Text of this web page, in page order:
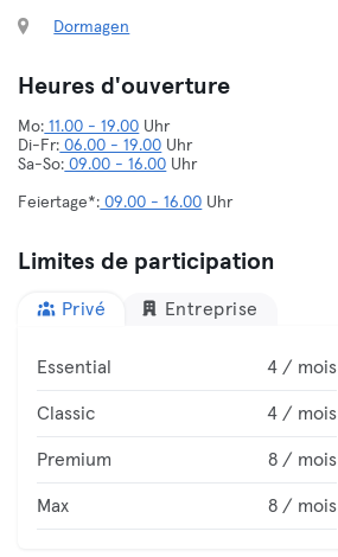
Dormagen
Heures d'ouverture
Mo: 11.00 - 19.00 Uhr
Di-Fr: 06.00 - 19.00 Uhr
Sa-So: 09.00 - 16.00 Uhr
Feiertage*: 09.00 - 16.00 Uhr
Limites de participation
Privé Entreprise
Essential 4 / mois
Classic 4 / mois
Premium 8 / mois
Max 8 / mois